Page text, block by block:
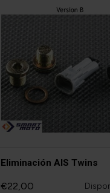
Eliminación AIS Twins
€22,00